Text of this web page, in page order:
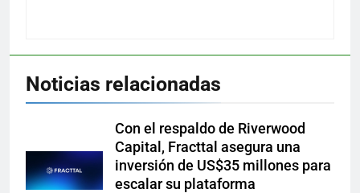
Noticias relacionadas
Con el respaldo de Riverwood
Capital, Fracttal asegura una
inversión de US$35 millones para
escalar su plataforma